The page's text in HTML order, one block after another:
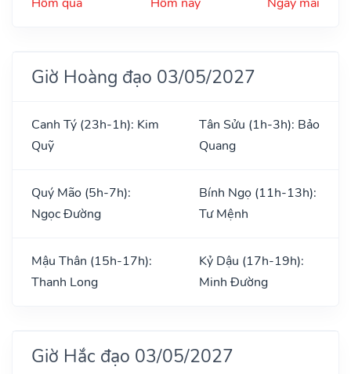
Giờ Hoàng đạo 03/05/2027
Canh Tý (23h-1h): Kim
Quỹ
Tân Sửu (1h-3h): Bảo
Quang
Quý Mão (5h-7h):
Ngọc Đường
Bính Ngọ (11h-13h):
Tư Mệnh
Mậu Thân (15h-17h):
Thanh Long
Kỷ Dậu (17h-19h):
Minh Đường
Giờ Hắc đạo 03/05/2027